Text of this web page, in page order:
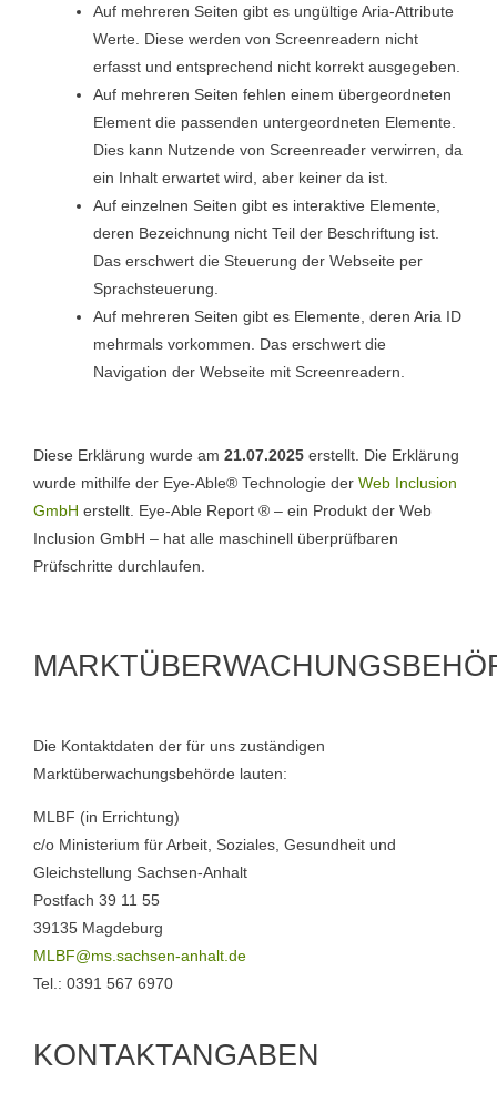
Auf mehreren Seiten gibt es ungültige Aria-Attribute
Werte. Diese werden von Screenreadern nicht
erfasst und entsprechend nicht korrekt ausgegeben.
Auf mehreren Seiten fehlen einem übergeordneten
Element die passenden untergeordneten Elemente.
Dies kann Nutzende von Screenreader verwirren, da
ein Inhalt erwartet wird, aber keiner da ist.
Auf einzelnen Seiten gibt es interaktive Elemente,
deren Bezeichnung nicht Teil der Beschriftung ist.
Das erschwert die Steuerung der Webseite per
Sprachsteuerung.
Auf mehreren Seiten gibt es Elemente, deren Aria ID
mehrmals vorkommen. Das erschwert die
Navigation der Webseite mit Screenreadern.
Diese Erklärung wurde am 21.07.2025 erstellt. Die Erklärung
wurde mithilfe der Eye-Able® Technologie der Web Inclusion
GmbH erstellt. Eye-Able Report ® – ein Produkt der Web
Inclusion GmbH – hat alle maschinell überprüfbaren
Prüfschritte durchlaufen.
Die Kontaktdaten der für uns zuständigen
Marktüberwachungsbehörde lauten:
MLBF (in Errichtung)
c/o Ministerium für Arbeit, Soziales, Gesundheit und
Gleichstellung Sachsen-Anhalt
Postfach 39 11 55
39135 Magdeburg
MLBF@ms.sachsen-​anhalt.de
Tel.: 0391 567 6970
KONTAKTANGABEN